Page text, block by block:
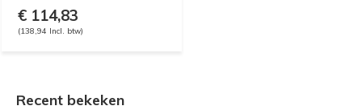
€ 114,83
(138,94 Incl. btw)
Recent bekeken